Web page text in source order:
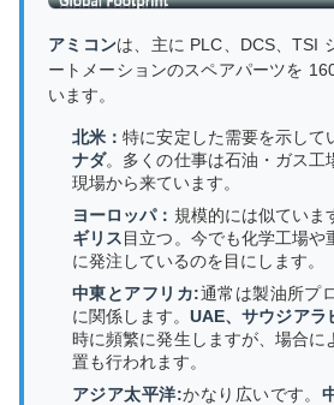
アミコンは、主に PLC、DCS、TSI
ートメーションのスペアパーツを
います。
北米：特に安定した需要を示して
ナダ。多くの仕事は石油・ガス工
現場から来ています。
ヨーロッパ： 規模的には似ていま
ギリス目立つ。今でも化学工場や
に発注しているのを目にします。
中東とアフリカ:通常は製油所プ
に関係します。UAE、サウジアラ
時に頻繁に発生しますが、場合に
置も行われます。
アジア太平洋:かなり広いです。